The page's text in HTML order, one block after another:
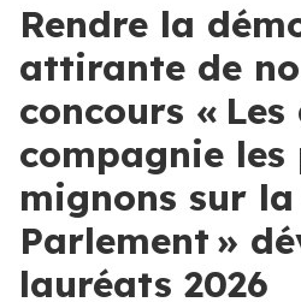
Rendre la
attirante de
concours «
compagnie les
mignons sur
Parlement »
lauréats 2026